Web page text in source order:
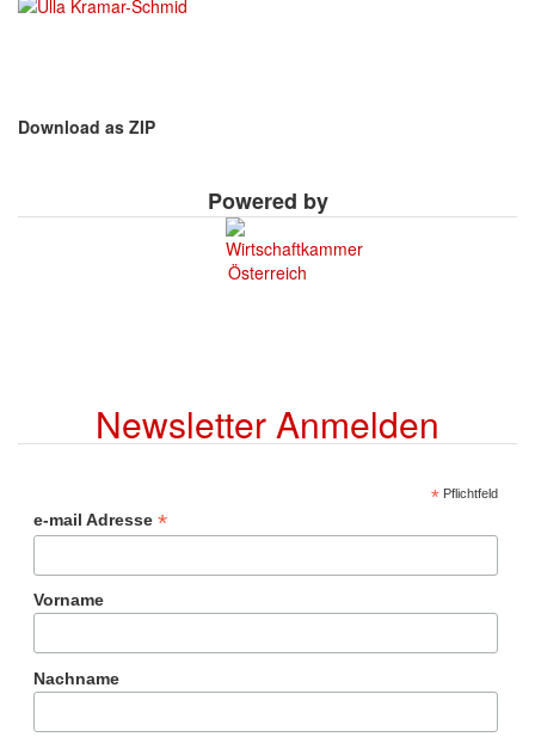
Download as ZIP
Powered by
Newsletter Anmelden
*Pflichtfeld
e-mail Adresse *
Vorname
Nachname